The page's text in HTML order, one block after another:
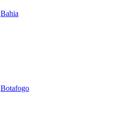
Bahia
Botafogo